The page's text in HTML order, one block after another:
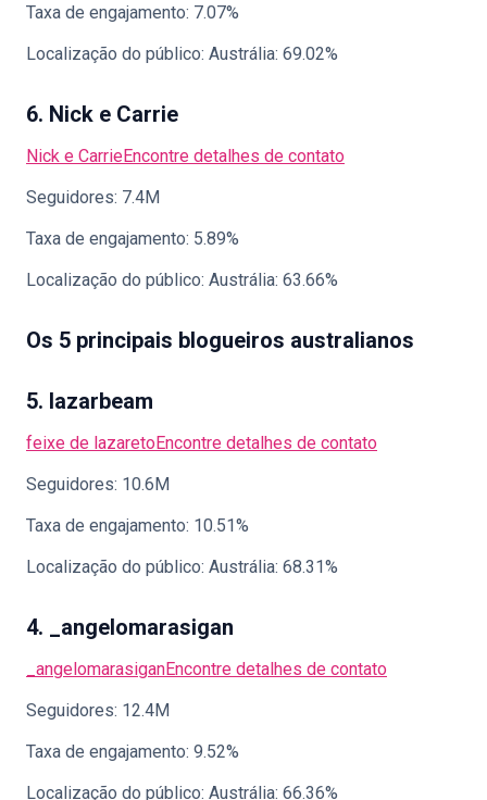
Taxa de engajamento: 7.07%
Localização do público: Austrália: 69.02%
6. Nick e Carrie
Nick e CarrieEncontre detalhes de contato
Seguidores: 7.4M
Taxa de engajamento: 5.89%
Localização do público: Austrália: 63.66%
Os 5 principais blogueiros australianos
5. lazarbeam
feixe de lazaretoEncontre detalhes de contato
Seguidores: 10.6M
Taxa de engajamento: 10.51%
Localização do público: Austrália: 68.31%
4. _angelomarasigan
_angelomarasiganEncontre detalhes de contato
Seguidores: 12.4M
Taxa de engajamento: 9.52%
Localização do público: Austrália: 66.36%